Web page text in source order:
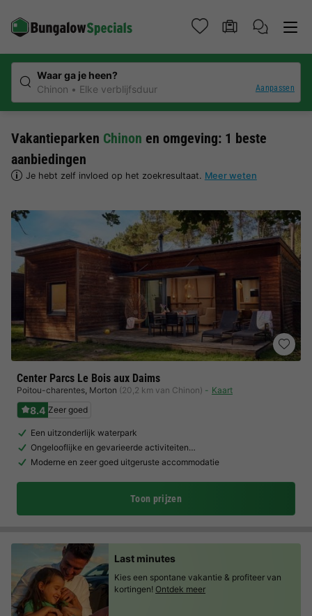
Waar ga je heen?
Chinon
Elke verblijfsduur Aanpassen
Vakantieparken Chinon en omgeving: 1 beste
aanbiedingen
Je hebt zelf invloed op het zoekresultaat. Meer weten
Center Parcs Le Bois aux Daims
Poitou-charentes, Morton (20,2 km van Chinon) Kaart
8.4 Zeer goed
Een uitzonderlijk waterpark
Ongelooflijke en gevarieerde activiteiten…
Moderne en zeer goed uitgeruste accommodatie
Toon prijzen
Last minutes
Kies een spontane vakantie & profiteer van
kortingen! Ontdek meer